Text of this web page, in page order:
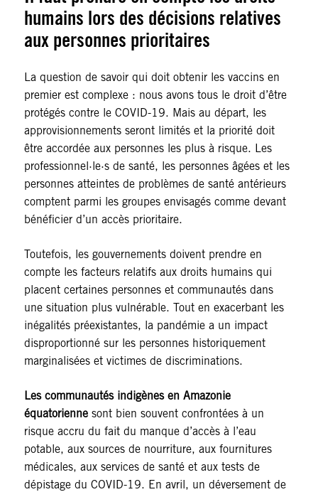
humains lors des décisions relatives
aux personnes prioritaires
La question de savoir qui doit obtenir les vaccins en
premier est complexe : nous avons tous le droit d’être
protégés contre le COVID-19. Mais au départ, les
approvisionnements seront limités et la priorité doit
être accordée aux personnes les plus à risque. Les
professionnel·le·s de santé, les personnes âgées et les
personnes atteintes de problèmes de santé antérieurs
comptent parmi les groupes envisagés comme devant
bénéficier d’un accès prioritaire.
Toutefois, les gouvernements doivent prendre en
compte les facteurs relatifs aux droits humains qui
placent certaines personnes et communautés dans
une situation plus vulnérable. Tout en exacerbant les
inégalités préexistantes, la pandémie a un impact
disproportionné sur les personnes historiquement
marginalisées et victimes de discriminations.
Les communautés indigènes en Amazonie
équatoriennesont bien souvent confrontées à un
risque accru du fait du manque d’accès à l’eau
potable, aux sources de nourriture, aux fournitures
médicales, aux services de santé et aux tests de
dépistage du COVID-19. En avril, un déversement de